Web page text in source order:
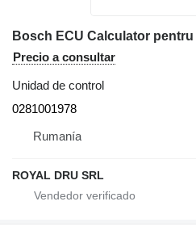
Precio a consultar
Unidad de control
0281001978
Rumanía
ROYAL DRU SRL